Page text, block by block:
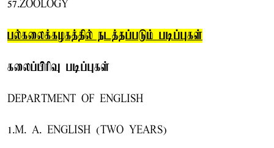
57.ZOOLOGY
பல்கலைக்கழகத்தில் நடத்தப்படும் படிப்புகள்
கலைப்பிரிவு படிப்புகள்
DEPARTMENT OF ENGLISH
1.M. A. ENGLISH (TWO YEARS)